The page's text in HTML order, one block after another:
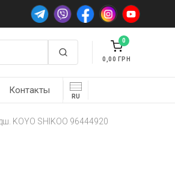
0
0,00
Контакты
RU
KOYO SHIKOO 96444920